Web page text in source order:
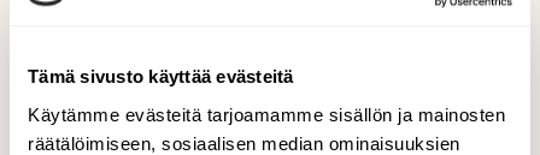
Tämä sivusto käyttää evästeitä
Käytämme evästeitä tarjoamamme sisällön ja mainosten
räätälöimiseen, sosiaalisen median ominaisuuksien